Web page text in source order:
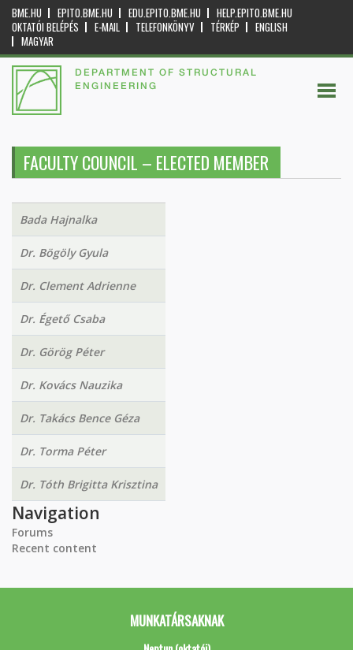
BME.HU EPITO.BME.HU EDU.EPITO.BME.HU
HELP.EPITO.BME.HU
OKTATÓI BELÉPÉS
E-MAIL TELEFONKÖNYV TÉRKÉP
ENGLISH
MAGYAR
DEPARTMENT OF STRUCTURAL
ENGINEERING
FACULTY COUNCIL – ELECTED MEMBER
Bada Hajnalka
Dr. Bögöly Gyula
Dr. Clement Adrienne
Dr. Égető Csaba
Dr. Görög Péter
Dr. Kovács Nauzika
Dr. Takács Bence Géza
Dr. Torma Péter
Dr. Tóth Brigitta Krisztina
Navigation
Forums
Recent content
MUNKATÁRSAKNAK